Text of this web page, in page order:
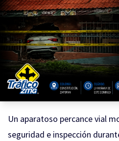
Un aparatoso percance vial
seguridad e inspección